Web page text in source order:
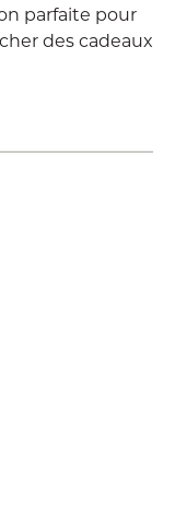
parfaite pour
des cadeaux